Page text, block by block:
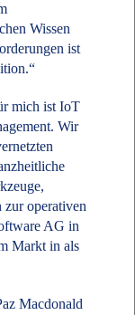
Wissen
ist
mich ist IoT
Wir
zur operativen
AG in
Markt in als
Macdonald